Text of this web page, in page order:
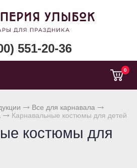
551-20-36
0
Все для карнавала
Карнавальные костюмы для детей
костюмы для